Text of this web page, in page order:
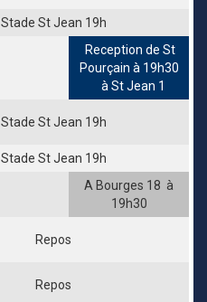
Stade St Jean 19h
Reception de St
Pourçain à 19h30
à St Jean 1
Stade St Jean 19h
Stade St Jean 19h
A Bourges 18 à
19h30
Repos
Repos